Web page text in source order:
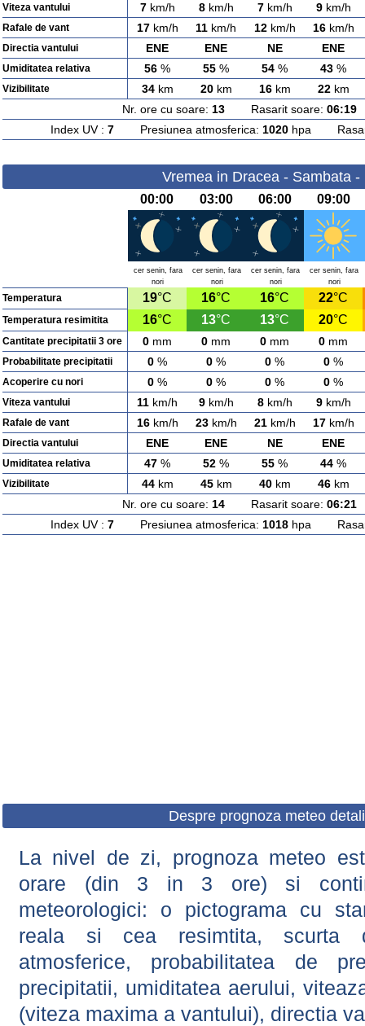
Viteza vantului 7km/h 8km/h 7km/h 9km/h
Rafale de vant 17km/h 11 km/h 12km/h 16km/h
Directia vantului ENE ENE NE ENE
Umiditatea relativa 56 % 55 % 54 % 43 %
Vizibilitate 34km 20km 16km 22km
Nr. ore cu soare: 13Rasarit soare: 06:19
Index UV : 7Presiunea atmosferica: 1020hpa
Vremea in Dracea - Sambata -
00:00 03:00 06:00 09:00
cer senin, fara
nori
cer senin, fara
nori
cer senin, fara
nori
cer senin, fara
nori
Temperatura 19°C 16°C 16°C 22°C
Temperatura resimitita 16°C 13°C 13°C 20°C
Cantitate precipitatii 3 ore 0 mm 0 mm 0 mm 0 mm
Probabilitate precipitatii 0 % 0 % 0 % 0 %
Acoperire cu nori 0 % 0 % 0 % 0 %
Viteza vantului 11 km/h 9km/h 8km/h 9km/h
Rafale de vant 16km/h 23km/h 21km/h 17km/h
Directia vantului ENE ENE NE ENE
Umiditatea relativa 47 % 52 % 55 % 44 %
Vizibilitate 44km 45km 40km 46km
Nr. ore cu soare: 14Rasarit soare: 06:21
Index UV : 7Presiunea atmosferica: 1018hpa
Despre prognoza meteo
La nivel de zi, prognoza meteo
orare (din 3 in 3 ore) si
meteorologici: o pictograma cu
reala si cea resimtita, scurta
atmosferice, probabilitatea de
precipitatii, umiditatea aerului,
(viteza maxima a vantului), directia